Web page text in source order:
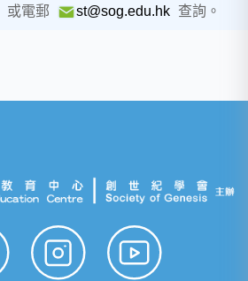
或電郵 st@sog.edu.hk 查詢。